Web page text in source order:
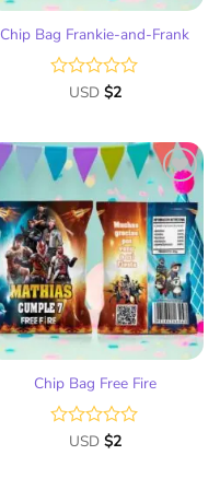
Chip Bag Frankie-and-Frank
Valorado
de
USD $2
Añadir
a la
lista
de
deseos
Chip Bag Free Fire
Valorado
USD $2